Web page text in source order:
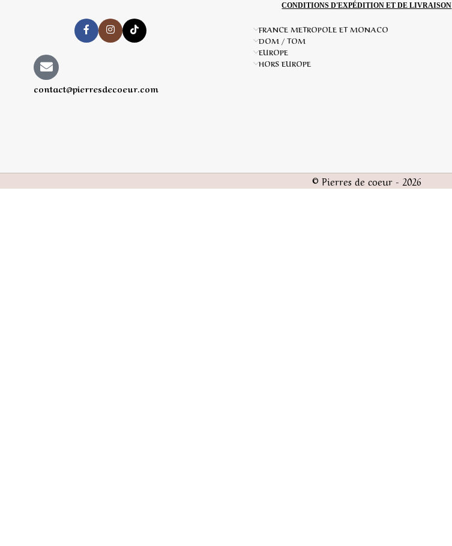
contact@pierresdecoeur.com
CONDITIONS D'EXPÉDITION ET DE LIVRAISON
FRANCE METROPOLE ET MONACO
DOM / TOM
EUROPE
HORS EUROPE
© Pierres de coeur - 2026